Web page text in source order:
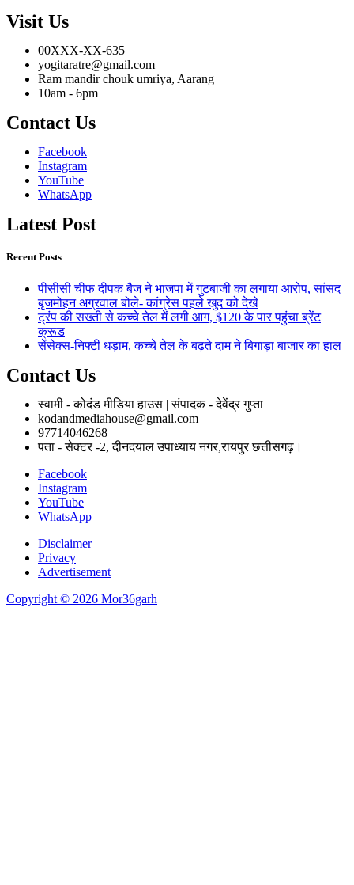
Visit Us
00XXX-XX-635
yogitaratre@gmail.com
Ram mandir chouk umriya, Aarang
10am - 6pm
Contact Us
Facebook
Instagram
YouTube
WhatsApp
Latest Post
Recent Posts
पीसीसी चीफ दीपक बैज ने भाजपा में गुटबाजी का लगाया आरोप, सांसद
बृजमोहन अग्रवाल बोले- कांग्रेस पहले खुद को देखे
ट्रंप की सख्ती से कच्चे तेल में लगी आग, $120 के पार पहुंचा ब्रेंट
क्रूड
सेंसेक्स-निफ्टी धड़ाम, कच्चे तेल के बढ़ते दाम ने बिगाड़ा बाजार का हाल
Contact Us
स्वामी - कोदंड मीडिया हाउस | संपादक - देवेंद्र गुप्ता
kodandmediahouse@gmail.com
97714046268
पता - सेक्टर -2, दीनदयाल उपाध्याय नगर,रायपुर छत्तीसगढ़।
Facebook
Instagram
YouTube
WhatsApp
Disclaimer
Privacy
Advertisement
Copyright © 2026 Mor36garh